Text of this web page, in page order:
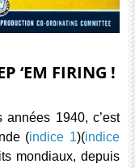
‘EM FIRING !
années 1940, c’est
(indice 1)(indice
mondiaux, depuis